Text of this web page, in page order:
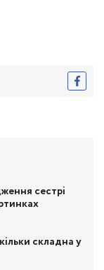
сестрі
складна у